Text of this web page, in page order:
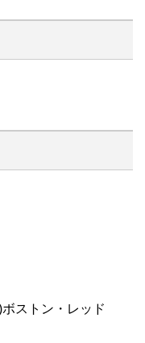
ストン・レッド